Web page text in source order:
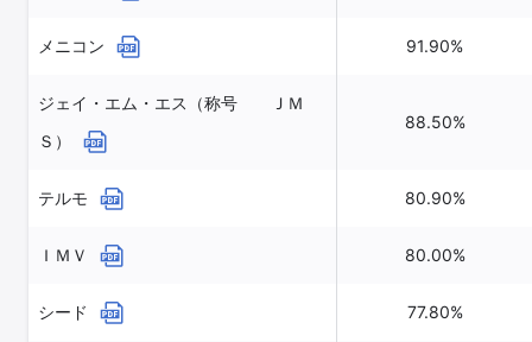
メニコン 91.90%
ジェイ・エム・エス（称号 ＪＭ
Ｓ）
88.50%
テルモ 80.90%
ＩＭＶ 80.00%
シード 77.80%